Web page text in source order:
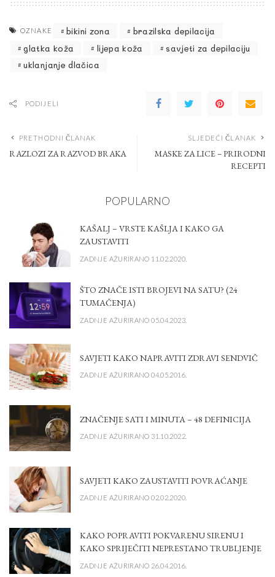
OZNAKE bikini zona
brazilska depilacija
glatka koža
lijepa koža
savjeti za depilaciju
uklanjanje dlačica
PODIJELI
PRETHODNI ČLANAK
RAZLOZI ZA RAZVOD BRAKA
SLJEDEĆI ČLANAK
MASKE ZA LICE – PRIRODNI
RECEPTI
POPULARNO
KAŠALJ – VRSTE KAŠLJA I KAKO GA
ZAUSTAVITI
ZADNJE AŽURIRANO 11.02.2020.
ŠTO ZNAČE ISTI BROJEVI NA SATU? (24
TUMAČENJA)
ZADNJE AŽURIRANO 05.04.2023.
SAVJETI KAKO NAPRAVITI ZDRAVI SENDVIČ
ZADNJE AŽURIRANO 04.05.2016.
ZNAČENJE SATI I MINUTA – 48 DEFINICIJA
ZADNJE AŽURIRANO 31.10.2022.
SAVJETI KAKO ZAUSTAVITI POVRAĆANJE
ZADNJE AŽURIRANO 02.02.2020.
KAKO POPRAVITI POKVARENU SIRENU I
KAKO SPRIJEČITI NEPRESTANO TRUBLJENJE
ZADNJE AŽURIRANO 26.04.2016.